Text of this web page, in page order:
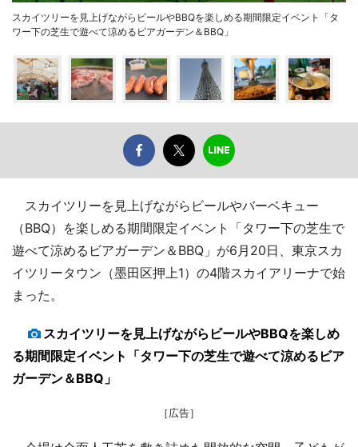
スカイツリーを見上げながらビールやBBQを楽しめる期間限定イベント「タ
ワー下の芝生で遊べて涼めるビアガーデン＆BBQ」
スカイツリーを見上げながらビールやバーベキュー
（BBQ）を楽しめる期間限定イベント「タワー下の芝生で
遊べて涼めるビアガーデン＆BBQ」が6月20日、東京スカ
イツリータウン（墨田区押上1）の4階スカイアリーナで始
まった。
スカイツリーを見上げながらビールやBBQを楽しめ
る期間限定イベント「タワー下の芝生で遊べて涼めるビア
ガーデン＆BBQ」
［広告］